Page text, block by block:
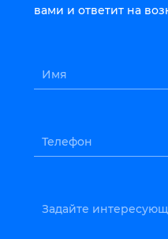
вами и ответит на
Имя
Телефон
Задайте